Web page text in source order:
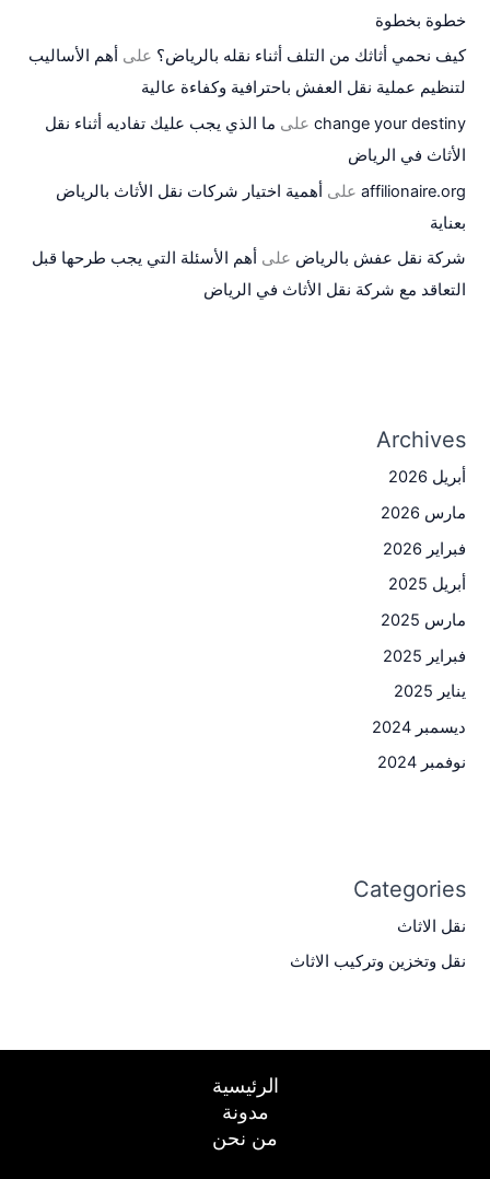
خطوة بخطوة
كيف نحمي أثاثك من التلف أثناء نقله بالرياض؟ على أهم الأساليب
لتنظيم عملية نقل العفش باحترافية وكفاءة عالية
change your destiny على ما الذي يجب عليك تفاديه أثناء نقل
الأثاث في الرياض
affilionaire.org على أهمية اختيار شركات نقل الأثاث بالرياض
بعناية
شركة نقل عفش بالرياض على أهم الأسئلة التي يجب طرحها قبل
التعاقد مع شركة نقل الأثاث في الرياض
Archives
أبريل 2026
مارس 2026
فبراير 2026
أبريل 2025
مارس 2025
فبراير 2025
يناير 2025
ديسمبر 2024
نوفمبر 2024
Categories
نقل الاثاث
نقل وتخزين وتركيب الاثاث
الرئيسية
مدونة
من نحن